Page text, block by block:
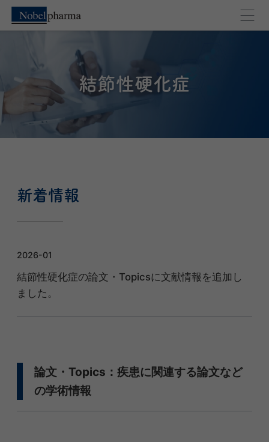
外部のページへ移動します。よろしいですか？
結節性硬化症
新着情報
2026-01
結節性硬化症の論文・Topicsに文献情報を追加し
ました。
論文・Topics：疾患に関連する論文など
の学術情報